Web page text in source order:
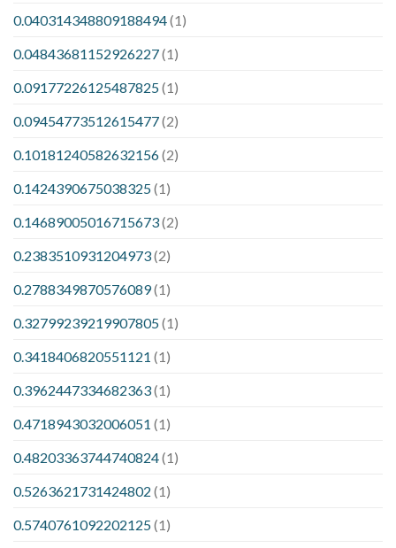
0.040314348809188494(1)
0.04843681152926227(1)
0.09177226125487825(1)
0.09454773512615477(2)
0.10181240582632156(2)
0.1424390675038325(1)
0.14689005016715673(2)
0.2383510931204973(2)
0.2788349870576089(1)
0.32799239219907805(1)
0.3418406820551121 (1)
0.3962447334682363(1)
0.4718943032006051 (1)
0.48203363744740824(1)
0.5263621731424802 (1)
0.5740761092202125(1)